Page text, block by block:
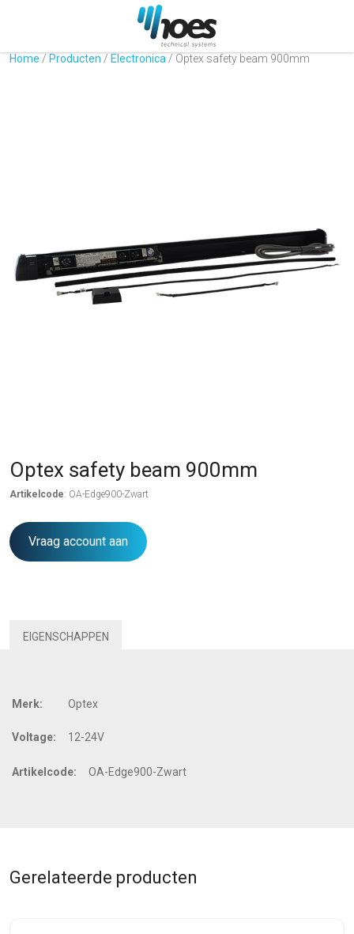
Home / Producten / Electronica / Optex safety beam 900mm
Optex safety beam 900mm
Artikelcode: OA-Edge900-Zwart
Vraag account aan
EIGENSCHAPPEN
Merk: Optex
Voltage: 12-24V
Artikelcode: OA-Edge900-Zwart
Gerelateerde producten